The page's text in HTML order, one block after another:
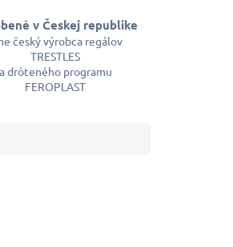
v Českej republike
český výrobca regálov
TRESTLES
a drôteného programu
FEROPLAST